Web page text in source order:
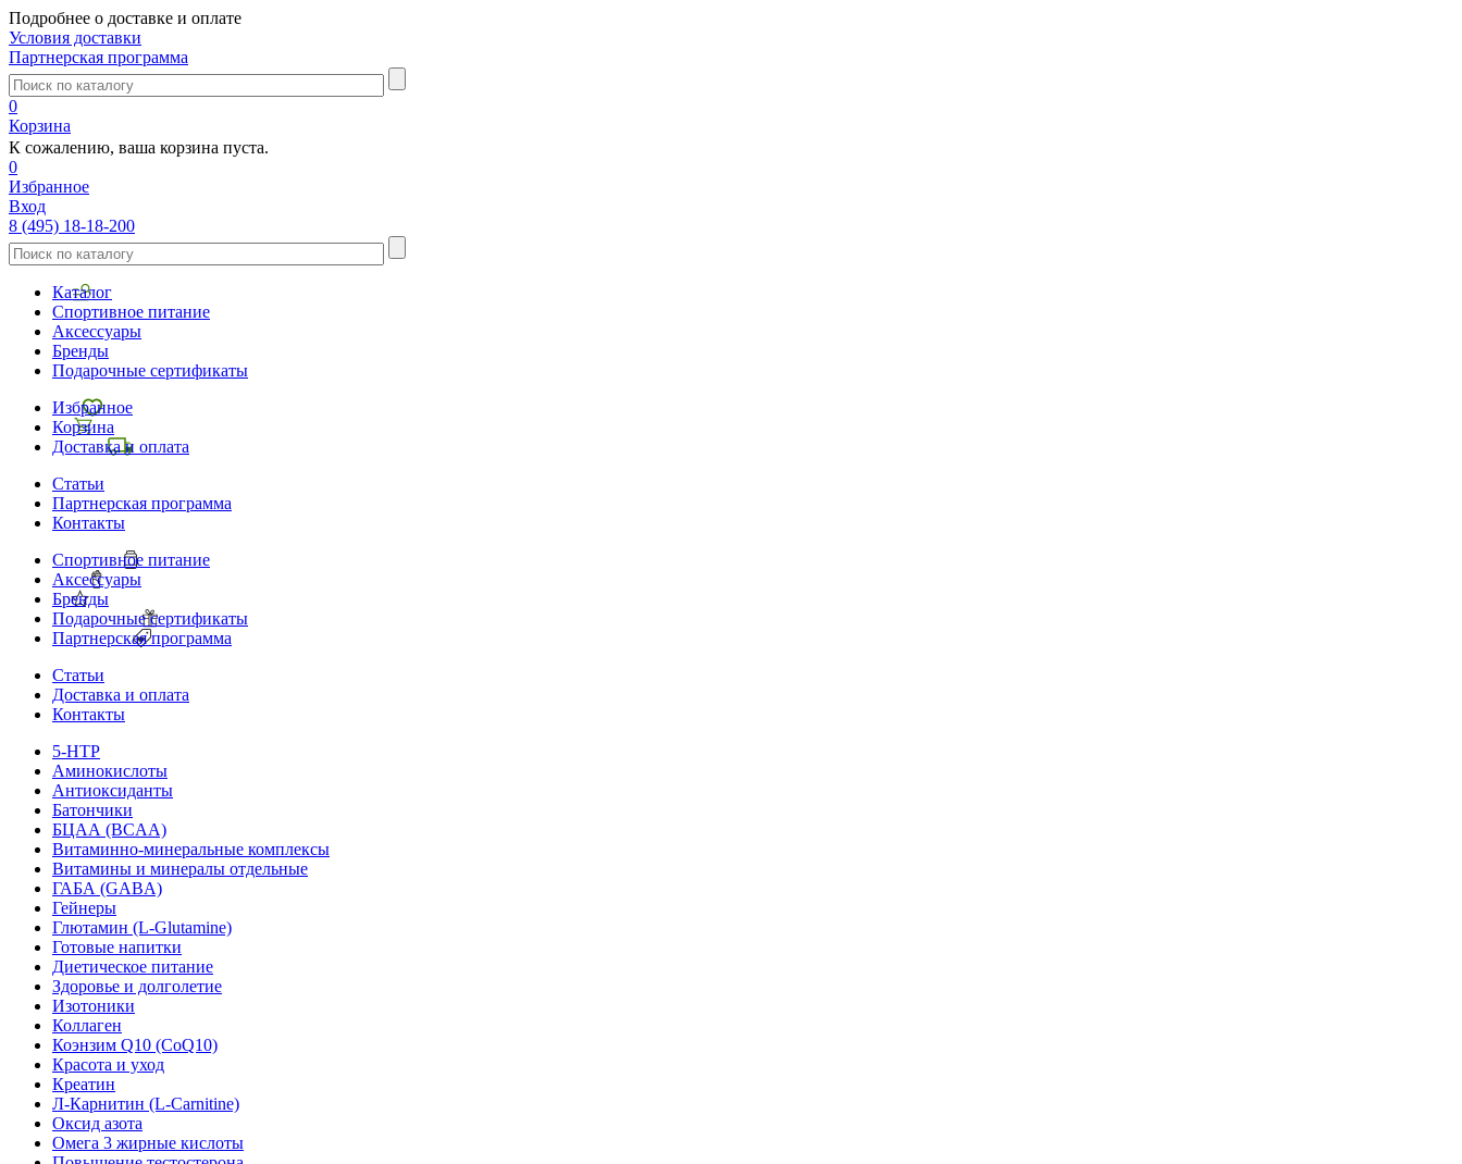
Подробнее о доставке и оплате
Условия доставки
Партнерская программа
0
Корзина
К сожалению, ваша корзина пуста.
0
Избранное
Вход
8 (495) 18-18-200
Каталог
Спортивное питание
Аксессуары
Бренды
Подарочные сертификаты
Избранное
Корзина
Доставка и оплата
Статьи
Партнерская программа
Контакты
Спортивное питание
Аксессуары
Бренды
Подарочные сертификаты
Партнерская программа
Статьи
Доставка и оплата
Контакты
5-HTP
Аминокислоты
Антиоксиданты
Батончики
БЦАА (BCAA)
Витаминно-минеральные комплексы
Витамины и минералы отдельные
ГАБА (GABA)
Гейнеры
Глютамин (L-Glutamine)
Готовые напитки
Диетическое питание
Здоровье и долголетие
Изотоники
Коллаген
Коэнзим Q10 (CoQ10)
Красота и уход
Креатин
Л-Карнитин (L-Сarnitine)
Оксид азота
Омега 3 жирные кислоты